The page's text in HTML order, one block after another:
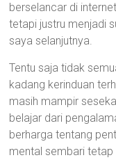
berselancar di
tetapi justru menjadi
saya selanjutnya.
Tentu saja tidak
kadang kerinduan
masih mampir
belajar dari
berharga tentang
mental sembari